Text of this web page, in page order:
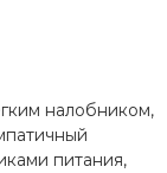
налобником,
питания,